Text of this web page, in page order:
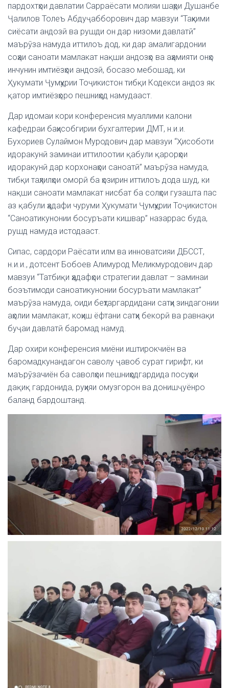
пардохтҳои давлатии Сарраёсати молияи шаҳри Душанбе
Ҷалилов Толеъ Абдуҷабборович дар мавзуи “Таҳкими
сиёсати андозӣ ва рушди он дар низоми давлатӣ”
маърӯза намуда иттилоъ дод, ки дар амалигардонии
соҳаи саноати мамлакат нақши андозҳо ва аҳамияти онҳо
инчунин имтиёзҳои андозӣ, босазо мебошад, ки
Ҳукумати Ҷумҳурии Тоҷикистон тибқи Кодекси андоз як
қатор имтиёзҳоро пешниҳод намудааст.
Дар идомаи кори конференсия муаллими калони
кафедраи баҳисобгирии бухгалтерии ДМТ, н.и.и.
Бухориев Сулаймон Муродович дар мавзуи “Ҳисоботи
идоракунӣ заминаи иттилоотии қабули қарорҳои
идоракунӣ дар корхонаҳои саноатӣ” маърӯза намуда,
тибқи таҳлилҳои оморӣ ба ҳозирин иттилоъ дода шуд, ки
нақши саноати мамлакат нисбат ба солҳои гузашта пас
аз қабули ҳадафи чуруми Ҳукумати Ҷумҳурии Тоҷикистон
“Саноатикунонии босуръати кишвар” назаррас буда,
рушд намуда истодааст.
Сипас, сардори Раёсати илм ва инноватсияи ДБССТ,
н.и.и., дотсент Бобоев Алимурод Меликмуродович дар
мавзуи “Татбиқи ҳадафҳои стратегии давлат – заминаи
боэътимоди саноатикунонии босуръати мамлакат”
маърӯза намуда, оиди беҳтаргардидани сатҳи зиндагонии
аҳолии мамлакат, коҳиш ёфтани сатҳи бекорӣ ва равнақи
буҷаи давлатӣ баромад намуд.
Дар охири конференсия миёни иштирокчиён ва
баромадкунандагон саволу ҷавоб сурат гирифт, ки
маърӯзачиён ба саволҳои пешниҳодгардида посуҳои
дақиқ гардонида, руҳияи омузгорон ва донишҷуёнро
баланд бардоштанд.